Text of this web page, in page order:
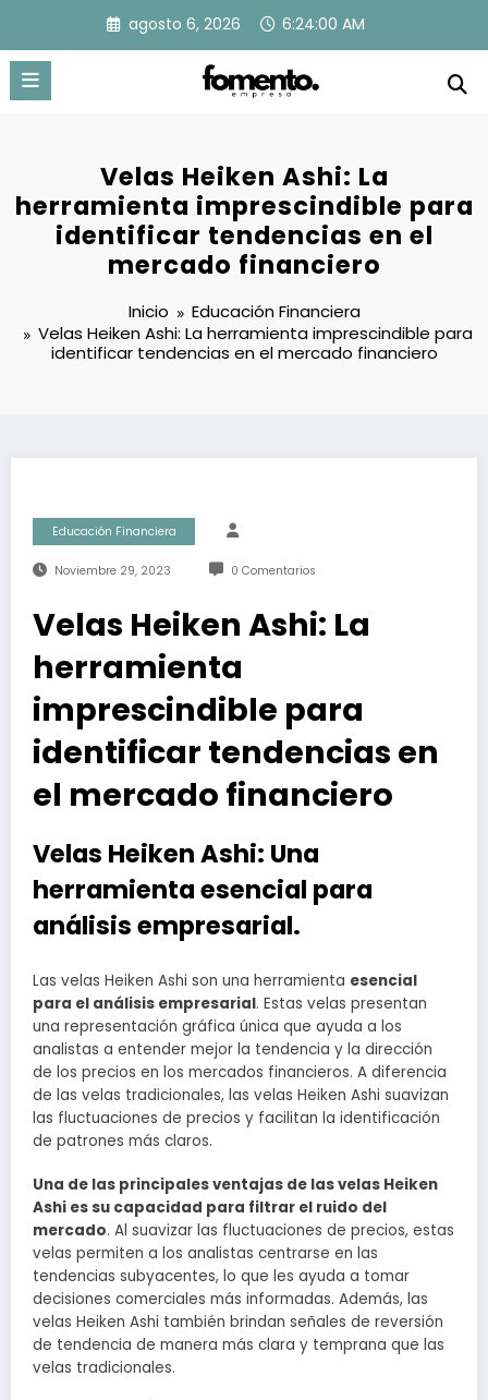
contenido
agosto 6, 2026 6:24:01 AM
Velas Heiken Ashi: La
herramienta imprescindible para
identificar tendencias en el
mercado financiero
Inicio
Educación Financiera
Velas Heiken Ashi: La herramienta imprescindible para
identificar tendencias en el mercado financiero
Educación Financiera
Noviembre 29, 2023 0 Comentarios
Velas Heiken Ashi: La
herramienta
imprescindible para
identificar tendencias en
el mercado financiero
Velas Heiken Ashi: Una
herramienta esencial para
análisis empresarial.
Las velas Heiken Ashi son una herramienta esencial
para el análisis empresarial. Estas velas presentan
una representación gráfica única que ayuda a los
analistas a entender mejor la tendencia y la dirección
de los precios en los mercados financieros. A diferencia
de las velas tradicionales, las velas Heiken Ashi suavizan
las fluctuaciones de precios y facilitan la identificación
de patrones más claros.
Una de las principales ventajas de las velas Heiken
Ashi es su capacidad para filtrar el ruido del
mercado. Al suavizar las fluctuaciones de precios, estas
velas permiten a los analistas centrarse en las
tendencias subyacentes, lo que les ayuda a tomar
decisiones comerciales más informadas. Además, las
velas Heiken Ashi también brindan señales de reversión
de tendencia de manera más clara y temprana que las
velas tradicionales.